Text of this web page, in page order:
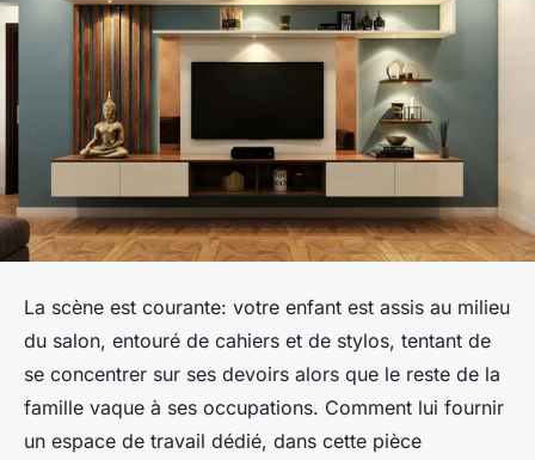
La scène est courante: votre enfant est assis au milieu
du salon, entouré de cahiers et de stylos, tentant de
se concentrer sur ses devoirs alors que le reste de la
famille vaque à ses occupations. Comment lui fournir
un espace de travail dédié, dans cette pièce